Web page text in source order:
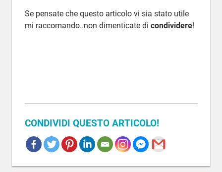
Se pensate che questo articolo vi sia stato utile
mi raccomando..non dimenticate di condividere!
CONDIVIDI QUESTO ARTICOLO!